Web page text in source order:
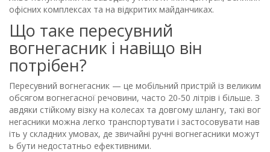
офісних комплексах та на відкритих майданчиках.
Що таке пересувний
вогнегасник і навіщо він
потрібен?
Пересувний вогнегасник — це мобільний пристрій із великим
обсягом вогнегасної речовини, часто 20-50 літрів і більше. З
авдяки стійкому візку на колесах та довгому шлангу, такі вог
негасники можна легко транспортувати і застосовувати нав
іть у складних умовах, де звичайні ручні вогнегасники можут
ь бути недостатньо ефективними.